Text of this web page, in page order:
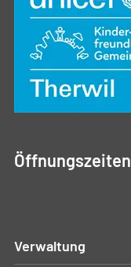
Öffnungszeiten
Verwaltung